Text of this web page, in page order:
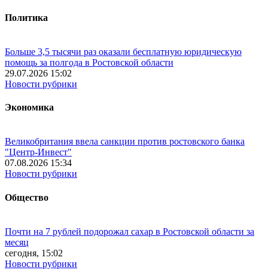
Политика
Больше 3,5 тысячи раз оказали бесплатную юридическую
помощь за полгода в Ростовской области
29.07.2026 15:02
Новости рубрики
Экономика
Великобритания ввела санкции против ростовского банка
"Центр-Инвест"
07.08.2026 15:34
Новости рубрики
Общество
Почти на 7 рублей подорожал сахар в Ростовской области за
месяц
сегодня, 15:02
Новости рубрики